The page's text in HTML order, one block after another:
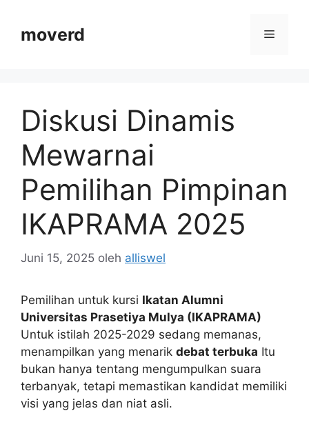
moverd Menu
Diskusi Dinamis
Mewarnai
Pemilihan Pimpinan
IKAPRAMA 2025
Juni 15, 2025 oleh alliswel
Pemilihan untuk kursi Ikatan Alumni
Universitas Prasetiya Mulya (IKAPRAMA)
Untuk istilah 2025-2029 sedang memanas,
menampilkan yang menarik debat terbuka Itu
bukan hanya tentang mengumpulkan suara
terbanyak, tetapi memastikan kandidat memiliki
visi yang jelas dan niat asli.